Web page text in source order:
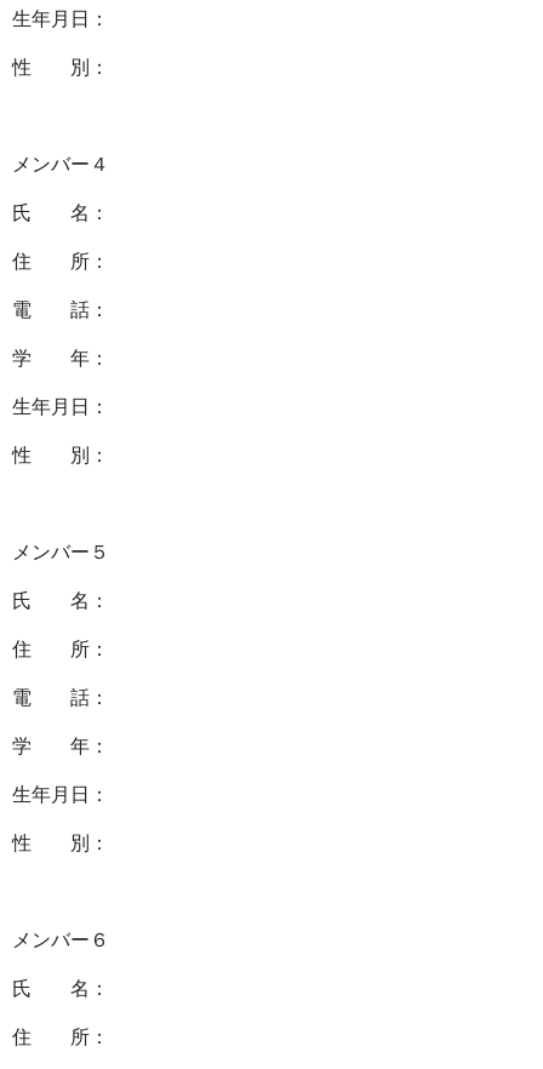
生年月日：
性 別：
メンバー４
氏 名：
住 所：
電 話：
学 年：
生年月日：
性 別：
メンバー５
氏 名：
住 所：
電 話：
学 年：
生年月日：
性 別：
メンバー６
氏 名：
住 所：